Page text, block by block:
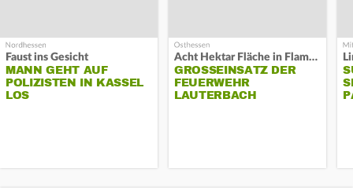
Faust ins Gesicht
MANN GEHT AUF
POLIZISTEN IN KASSEL
LOS
Acht Hektar Fläche in Flammen
GROSSEINSATZ DER F
EUERWEHR L
AUTERBACH